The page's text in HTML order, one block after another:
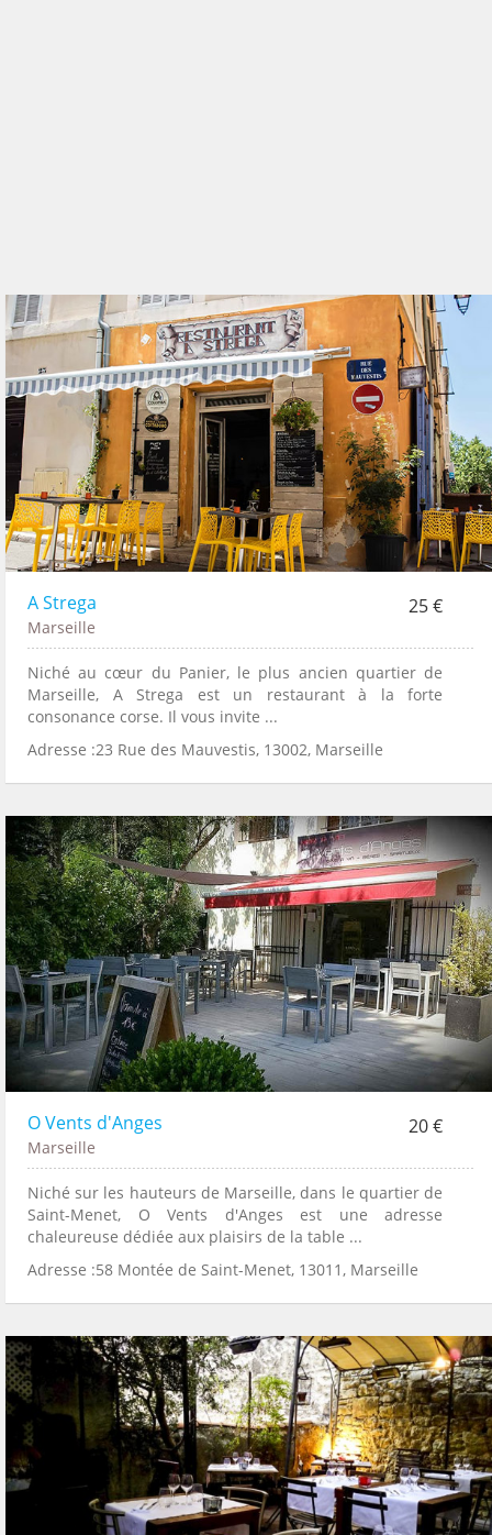
A Strega 25 €
Marseille
Niché au cœur du Panier, le plus ancien quartier de
Marseille, A Strega est un restaurant à la forte
consonance corse. Il vous invite ...
Adresse :23 Rue des Mauvestis, 13002, Marseille
O Vents d'Anges 20 €
Marseille
Niché sur les hauteurs de Marseille, dans le quartier de
Saint-Menet, O Vents d'Anges est une adresse
chaleureuse dédiée aux plaisirs de la table ...
Adresse :58 Montée de Saint-Menet, 13011, Marseille